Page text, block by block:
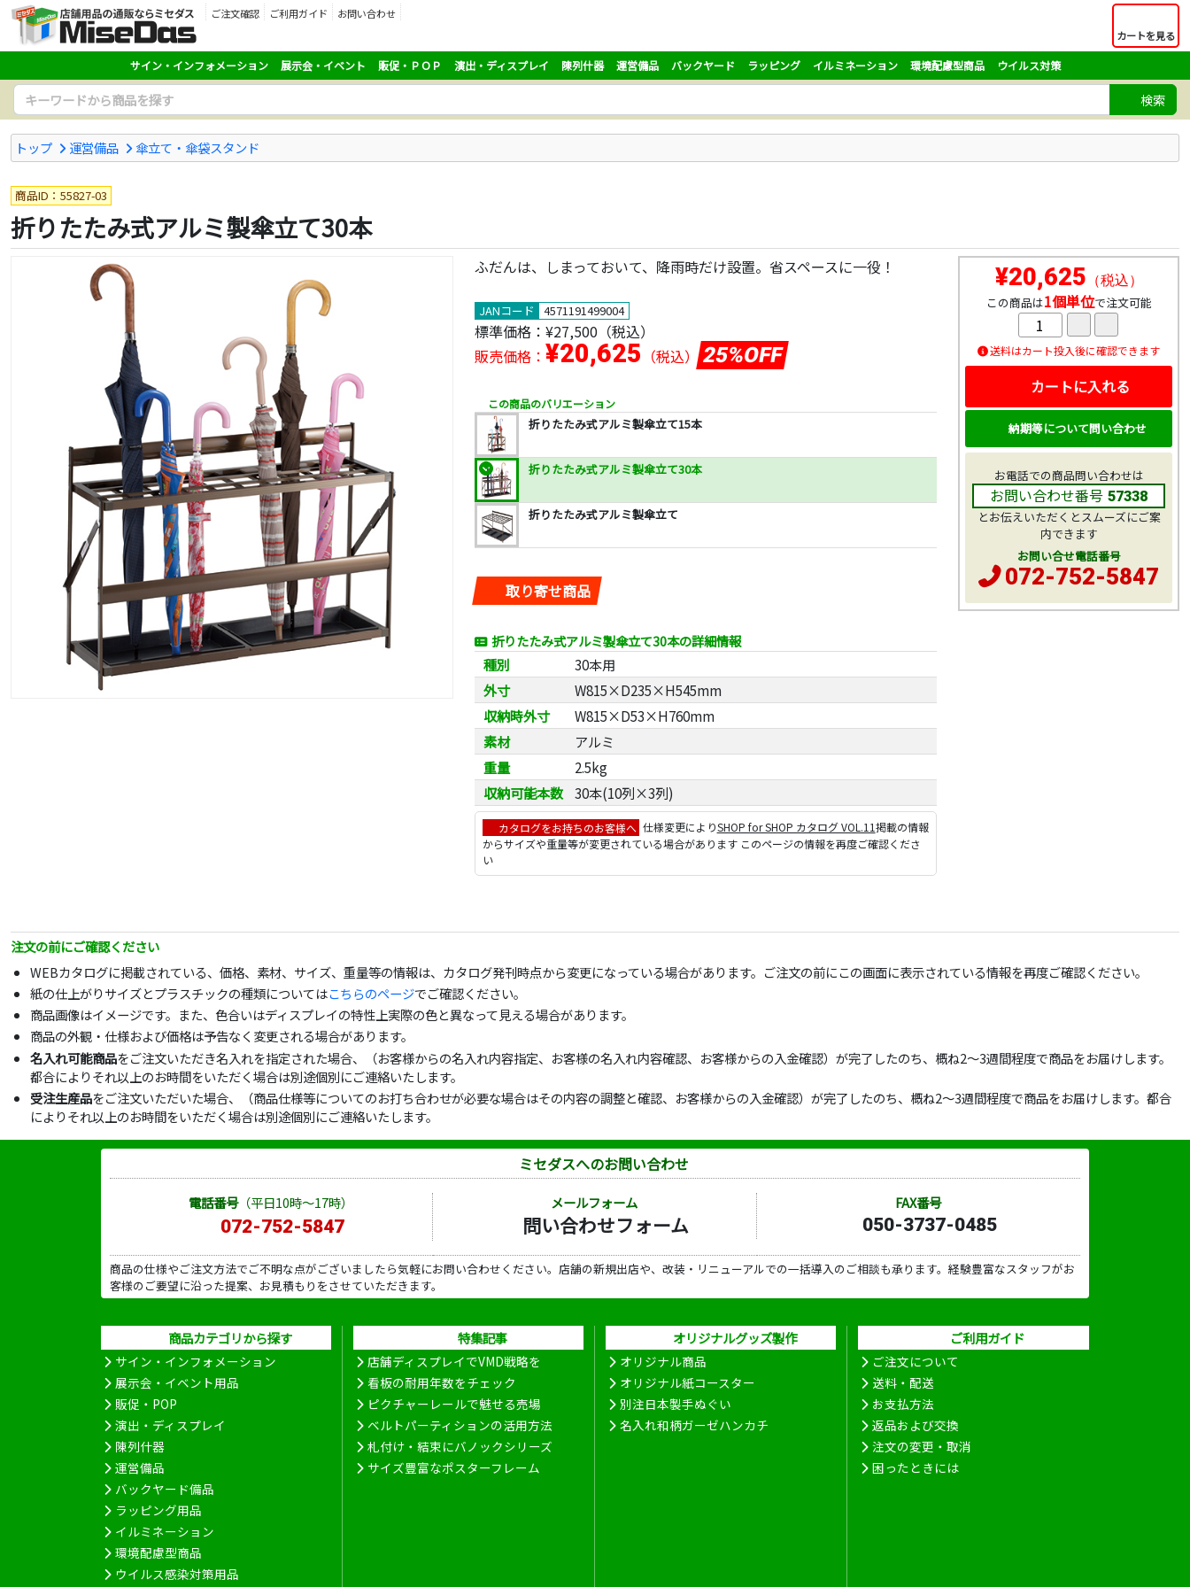
ご注文確認 ご利用ガイド
お問い合わせ
カートを見る
サイン・インフォメーション 展示会・イベント 販促・ＰＯＰ 演出・ディスプレイ 陳列什器 運営備品 バックヤード ラッピング イルミネーション 環境配慮型商品 ウイルス対策
検索
トップ 運営備品 傘立て・傘袋スタンド
商品ID：55827-03
折りたたみ式アルミ製傘立て30本
ふだんは、しまっておいて、降雨時だけ設置。省スペースに一役！
JANコード 4571191499004
標準価格： ¥27,500 （税込）
販売価格： ¥20,625 （税込） 25%OFF
この商品のバリエーション
折りたたみ式アルミ製傘立て15本
折りたたみ式アルミ製傘立て30本
折りたたみ式アルミ製傘立て
取り寄せ商品
折りたたみ式アルミ製傘立て30本の詳細情報
種別
30本用
外寸
W815×D235×H545mm
収納時外寸
W815×D53×H760mm
素材
アルミ
重量
2.5kg
収納可能本数 30本(10列×3列)
カタログをお持ちのお客様へ 仕様変更によりSHOP for SHOP カタログ VOL.11掲載の情報
からサイズや重量等が変更されている場合があります このページの情報を再度ご確認くださ
い
¥20,625 （税込）
この商品は1個単位で注文可能
送料はカート投入後に確認できます
カートに入れる
納期等について問い合わせ
お電話での商品問い合わせは
お問い合わせ番号 57338
とお伝えいただくとスムーズにご案
内できます
お問い合せ電話番号
072-752-5847
注文の前にご確認ください
WEBカタログに掲載されている、価格、素材、サイズ、重量等の情報は、カタログ発刊時点から変更になっている場合があります。ご注文の前にこの画面に表示されている情報を再度ご確認ください。
紙の仕上がりサイズとプラスチックの種類についてはこちらのページでご確認ください。
商品画像はイメージです。また、色合いはディスプレイの特性上実際の色と異なって見える場合があります。
商品の外観・仕様および価格は予告なく変更される場合があります。
名入れ可能商品をご注文いただき名入れを指定された場合、（お客様からの名入れ内容指定、お客様の名入れ内容確認、お客様からの入金確認）が完了したのち、概ね2～3週間程度で商品をお届けします。
都合によりそれ以上のお時間をいただく場合は別途個別にご連絡いたします。
受注生産品をご注文いただいた場合、（商品仕様等についてのお打ち合わせが必要な場合はその内容の調整と確認、お客様からの入金確認）が完了したのち、概ね2～3週間程度で商品をお届けします。都合
によりそれ以上のお時間をいただく場合は別途個別にご連絡いたします。
ミセダスへのお問い合わせ
電話番号（平日10時～17時）
072-752-5847
メールフォーム
問い合わせフォーム
FAX番号
050-3737-0485
商品の仕様やご注文方法でご不明な点がございましたら気軽にお問い合わせください。店舗の新規出店や、改装・リニューアルでの一括導入のご相談も承ります。経験豊富なスタッフがお
客様のご要望に沿った提案、お見積もりをさせていただきます。
商品カテゴリから探す
サイン・インフォメーション
展示会・イベント用品
販促・POP
演出・ディスプレイ
陳列什器
運営備品
バックヤード備品
ラッピング用品
イルミネーション
環境配慮型商品
ウイルス感染対策用品
特集記事
店舗ディスプレイでVMD戦略を
看板の耐用年数をチェック
ピクチャーレールで魅せる売場
ベルトパーティションの活用方法
札付け・結束にバノックシリーズ
サイズ豊富なポスターフレーム
オリジナルグッズ製作
オリジナル商品
オリジナル紙コースター
別注日本製手ぬぐい
名入れ和柄ガーゼハンカチ
ご利用ガイド
ご注文について
送料・配送
お支払方法
返品および交換
注文の変更・取消
困ったときには